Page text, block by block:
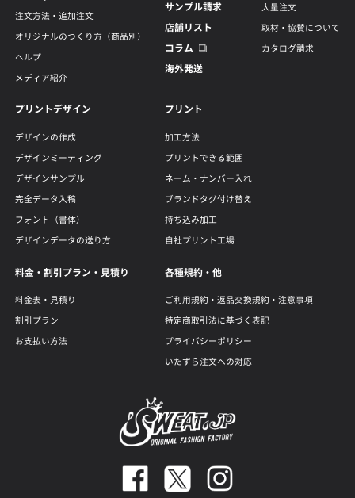
注文方法・追加注文
オリジナルのつくり方（商品別）
ヘルプ
メディア紹介
サンプル請求
店舗リスト
コラム
海外発送
大量注文
取材・協賛について
カタログ請求
プリントデザイン
デザインの作成
デザインミーティング
デザインサンプル
完全データ入稿
フォント（書体）
デザインデータの送り方
プリント
加工方法
プリントできる範囲
ネーム・ナンバー入れ
ブランドタグ付け替え
持ち込み加工
自社プリント工場
料金・割引プラン・見積り
料金表・見積り
割引プラン
お支払い方法
各種規約・他
ご利用規約・返品交換規約・注意事項
特定商取引法に基づく表記
プライバシーポリシー
いたずら注文への対応